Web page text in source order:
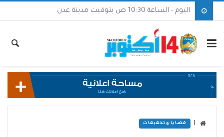
اليوم - الساعة 10:30 ص بتوقيت مدينة عدن
قضايا وتحقيقات